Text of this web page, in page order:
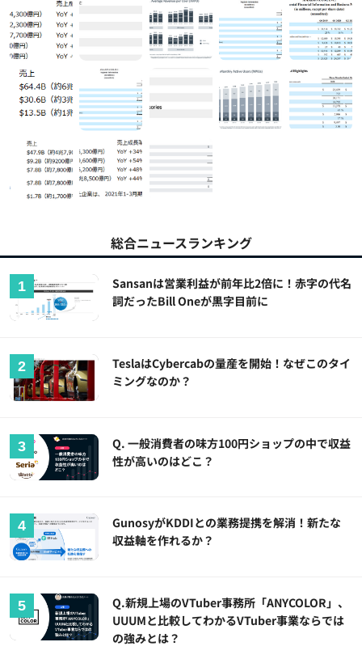
総合ニュースランキング
Sansanは営業利益が前年比2倍に！赤字の代名
詞だったBill Oneが黒字目前に
TeslaはCybercabの量産を開始！なぜこのタイ
ミングなのか？
Q. 一般消費者の味方100円ショップの中で収益
性が高いのはどこ？
GunosyがKDDIとの業務提携を解消！新たな
収益軸を作れるか？
Q.新規上場のVTuber事務所「ANYCOLOR」、
UUUMと比較してわかるVTuber事業ならでは
の強みとは？